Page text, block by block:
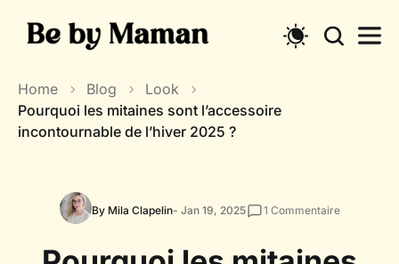
Home Blog
Look
Pourquoi les mitaines sont l’accessoire
incontournable de l’hiver 2025 ?
By Mila Clapelin- Jan 19, 2025 1 Commentaire